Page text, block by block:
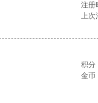
注册
上次
积分
金币